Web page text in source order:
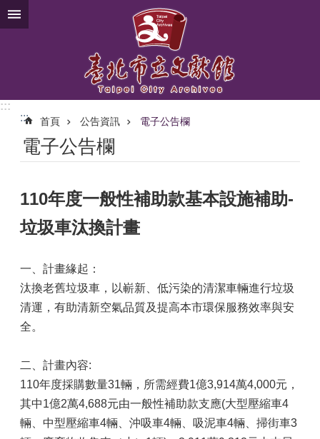
跳到主要內容區塊
:::
:::
首頁 公告資訊 電子公告欄
電子公告欄
110年度一般性補助款基本設施補助-
垃圾車汰換計畫
一、計畫緣起：
汰換老舊垃圾車，以嶄新、低污染的清潔車輛進行垃圾
清運，有助清新空氣品質及提高本市環保服務效率與安
全。
二、計畫內容:
110年度採購數量31輛，所需經費1億3,914萬4,000元，
其中1億2萬4,688元由一般性補助款支應(大型壓縮車4
輛、中型壓縮車4輛、沖吸車4輛、吸泥車4輛、掃街車3